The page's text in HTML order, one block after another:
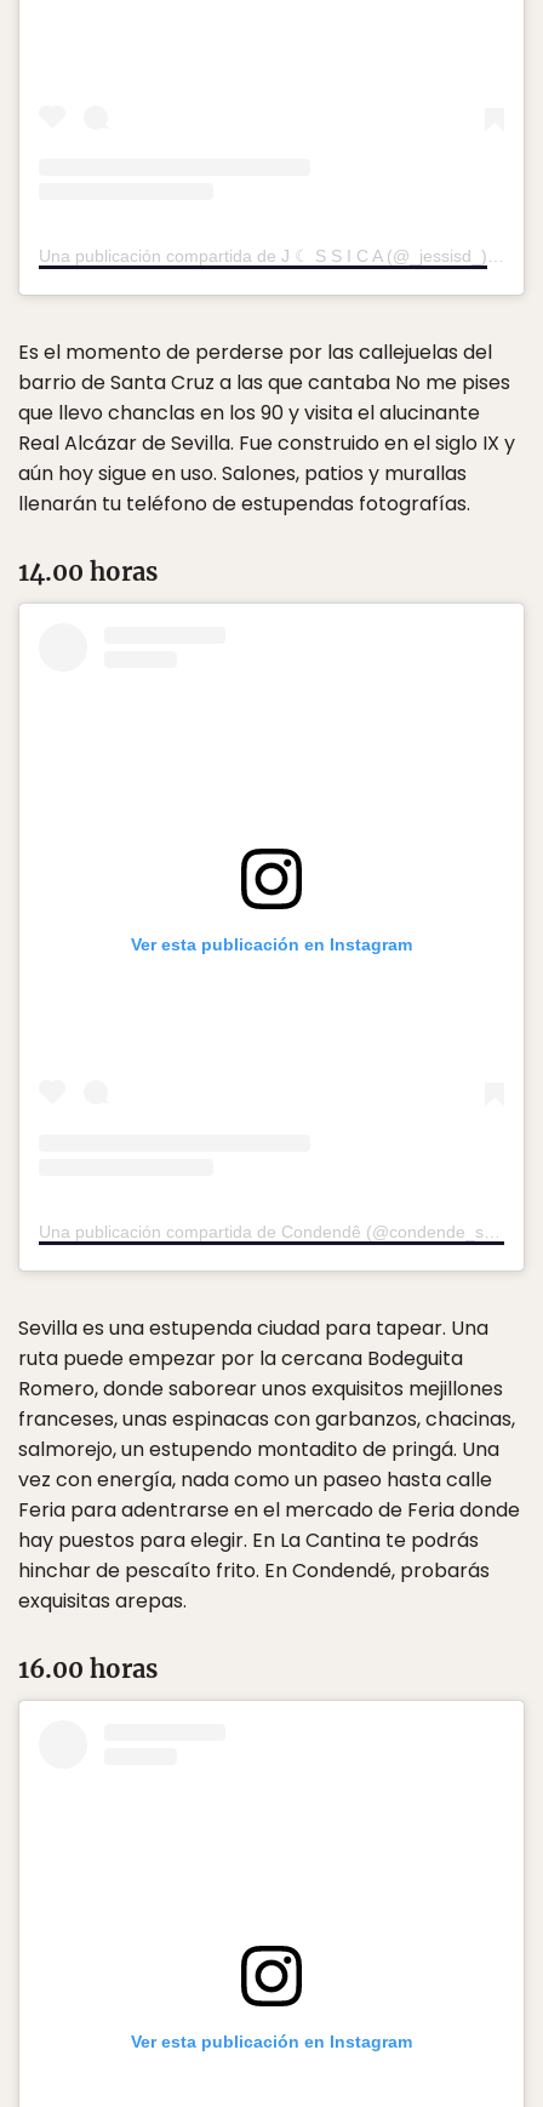
Una publicación compartida de J ☾ S S I C A (@_jessisd_)
el
Es el momento de perderse por las callejuelas del
barrio de Santa Cruz a las que cantaba No me pises
que llevo chanclas en los 90 y visita el alucinante
Real Alcázar de Sevilla. Fue construido en el siglo IX y
aún hoy sigue en uso. Salones, patios y murallas
llenarán tu teléfono de estupendas fotografías.
14.00 horas
Ver esta publicación en Instagram
Sevilla es una estupenda ciudad para tapear. Una
ruta puede empezar por la cercana Bodeguita
Romero, donde saborear unos exquisitos mejillones
franceses, unas espinacas con garbanzos, chacinas,
salmorejo, un estupendo montadito de pringá. Una
vez con energía, nada como un paseo hasta calle
Feria para adentrarse en el mercado de Feria donde
hay puestos para elegir. En La Cantina te podrás
hinchar de pescaíto frito. En Condendé, probarás
exquisitas arepas.
16.00 horas
Ver esta publicación en Instagram